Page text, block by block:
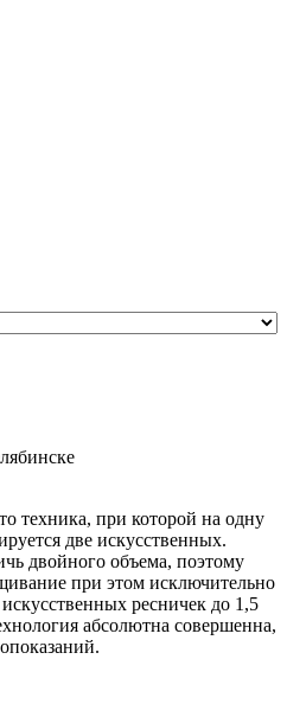
техника, при которой на одну
две искусственных.
двойного объема, поэтому
при этом исключительно
ресничек до 1,5
абсолютна совершенна,